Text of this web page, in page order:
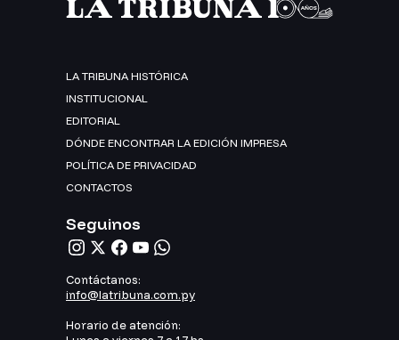
LA TRIBUNA HISTÓRICA
INSTITUCIONAL
EDITORIAL
DÓNDE ENCONTRAR LA EDICIÓN IMPRESA
POLÍTICA DE PRIVACIDAD
CONTACTOS
Seguinos
Contáctanos:
info@latribuna.com.py
Horario de atención: